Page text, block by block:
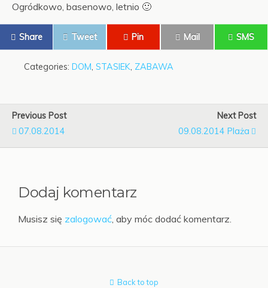
Ogródkowo, basenowo, letnio 🙂
Share Tweet Pin Mail SMS
Categories: DOM, STASIEK, ZABAWA
Previous Post
07.08.2014
Next Post
09.08.2014 Plaża
Dodaj komentarz
Musisz się zalogować , aby móc dodać komentarz.
Back to top